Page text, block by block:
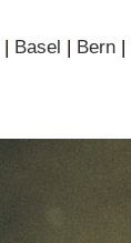
| Basel | Bern |